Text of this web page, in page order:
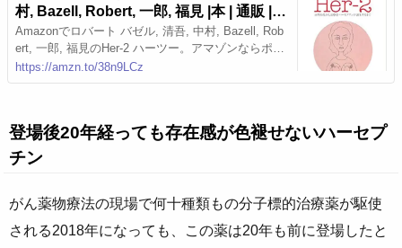
村, Bazell, Robert, 一郎, 福見 |本 | 通販 | A
mazon
Amazonでロバート バゼル, 清吾, 中村, Bazell, Rob
ert, 一郎, 福見のHer-2 ハーツー。アマゾンならポイ
ント還元本が多数。ロバート バゼル, 清吾, 中村, Ba
zell, Robert, 一郎, 福見作品ほか、お急ぎ便対象商品
https://amzn.to/38n9LCz
登場後20年経っても存在感が色褪せないハーセプ
チン
がん薬物療法の現場で何十種類もの分子標的治療薬が駆使
される2018年になっても、この薬は20年も前に登場したと